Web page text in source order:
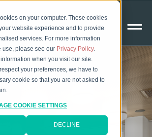
on your computer. These cookies
website experience and to provide
services. For more information
use, please see our Privacy Policy.
when you visit our site.
your preferences, we have to
cookie so that you are not asked to
COOKIE SETTINGS
DECLINE